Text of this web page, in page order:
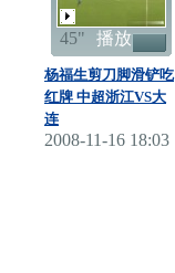
45" 播放
杨福生剪刀脚滑铲吃
红牌 中超浙江VS大
连
2008-11-16 18:03